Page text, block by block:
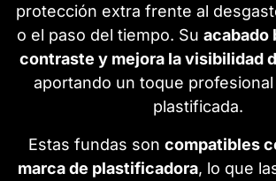
protección extra frente al
o el paso del tiempo. Su acabado
contraste y mejora la visibilidad
aportando un toque profesional
plastificada.
Estas fundas son compatibles
marca de plastificadora, lo que